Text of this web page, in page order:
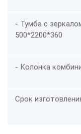
- Тумба с
500*2200*360
- Колонка
Срок